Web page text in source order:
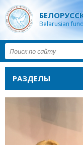
Belarusian
РАЗДЕЛЫ